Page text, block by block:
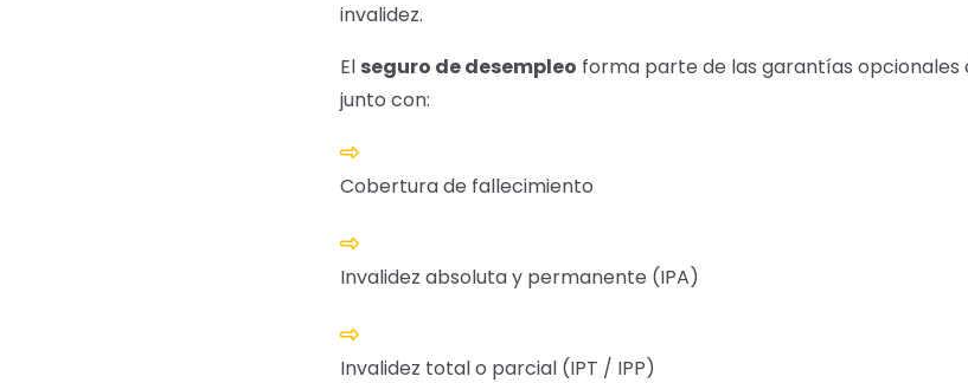
invalidez.
El seguro de desempleo forma parte de las garantías opcionales
junto con:
Cobertura de fallecimiento
Invalidez absoluta y permanente (IPA)
Invalidez total o parcial (IPT / IPP)